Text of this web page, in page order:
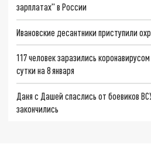
зарплатах" в России
Ивановские десантники приступили
117 человек заразились
сутки на 8 января
Даня с Дашей спаслись от боевиков
закончились